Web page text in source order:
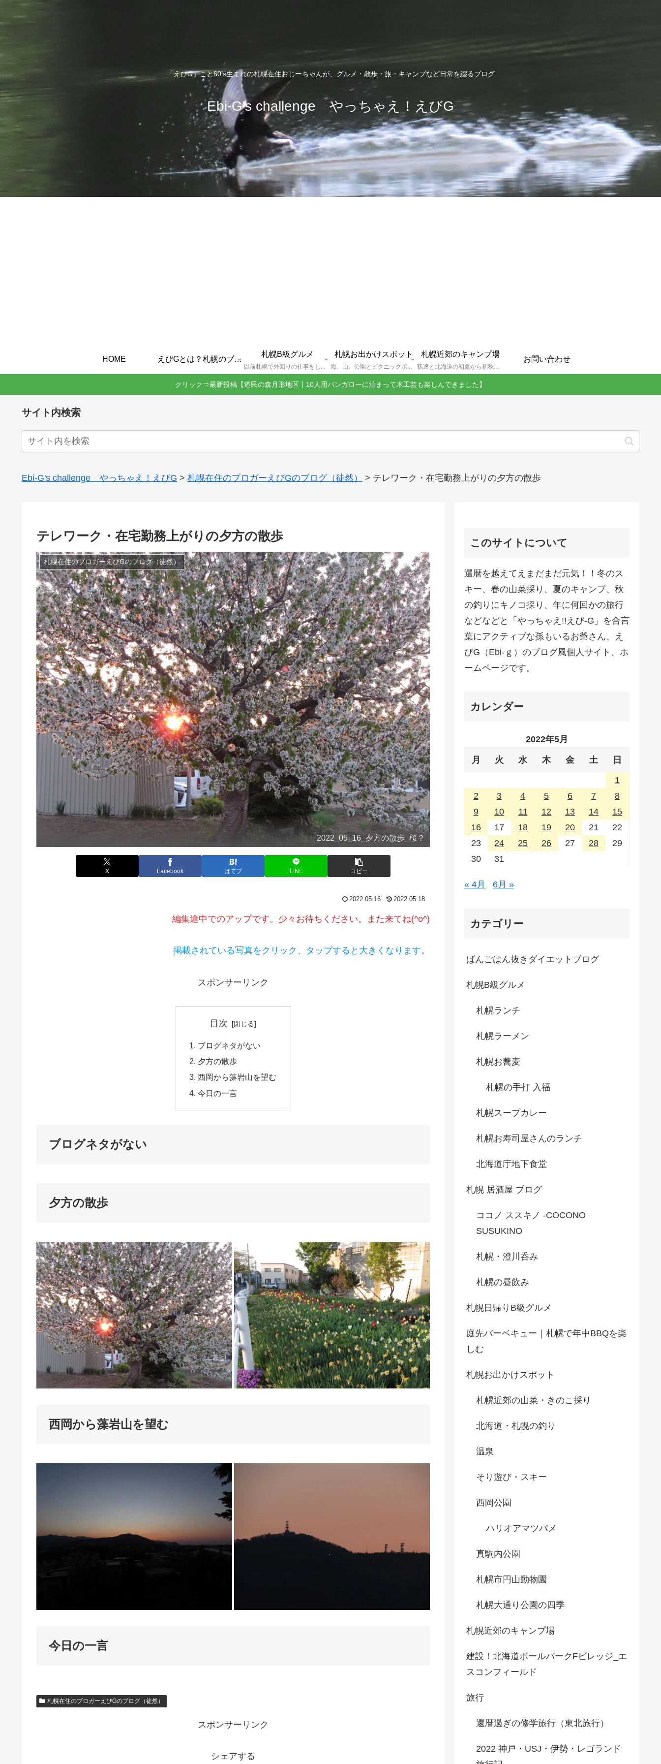
「えびG」こと60’s生まれの札幌在住おじーちゃんが、グルメ・散歩・旅・キャンプなど日常を綴るブログ
Ebi-G's challenge やっちゃえ！えびG
HOME えびGとは？札幌のブログ運営者プロフィール
札幌B級グルメ
以前札幌で外回りの仕事をしていた還暦過ぎブロガー「えびG」がランチ（サラリーマンランチ、サラメシ）を中心に、おそば、ラーメン、中華、日替わりランチを「札幌Bグルメ」と題してレポートしているブログカテゴリーのページです。現在は定年後の再雇用で札幌中とはいかなまでも会社の近くのすすきの界隈や家のある札幌市南区を中心に徘徊しております。
札幌お出かけスポット
海、山、公園とピクニックポイントや名所、旧跡などなど、、、、、札幌はもとより郊外の無理なく日帰りでいって帰ってこれるお出かけスポットを孫っち達（小学５、３年生、幼稚園年長さんの３人）とえびGがお出かけをして紹介しているページです。
札幌近郊のキャンプ場
孫達と北海道の初夏から初秋にかけてキャンプに出かけます。キャンプ場情報だったり料理だったり花火や遊びに虫取りとまさに「やっちゃえ！えびG」やりたい放題のブログです。
お問い合わせ
クリック⇒最新投稿【道民の森月形地区┃10人用バンガローに泊まって木工芸も楽しんできました】
サイト内検索
Ebi-G's challenge やっちゃえ！えびG > 札幌在住のブロガーえびGのブログ（徒然） > テレワーク・在宅勤務上がりの夕方の散歩
テレワーク・在宅勤務上がりの夕方の散歩
札幌在住のブロガーえびGのブログ（徒然）
2022_05_16_夕方の散歩_桜？
X Facebook はてブ LINE コピー
2022.05.16 2022.05.18
編集途中でのアップです。少々お待ちください。また来てね(^o^)
掲載されている写真をクリック、タップすると大きくなります。
スポンサーリンク
目次
ブログネタがない
夕方の散歩
西岡から藻岩山を望む
今日の一言
ブログネタがない
夕方の散歩
西岡から藻岩山を望む
今日の一言
札幌在住のブロガーえびGのブログ（徒然）
スポンサーリンク
シェアする
このサイトについて
還暦を越えてえまだまだ元気！！冬のス
キー、春の山菜採り、夏のキャンプ、秋
の釣りにキノコ採り、年に何回かの旅行
などなどと「やっちゃえ!!えび-G」を合言
葉にアクティブな孫もいるお爺さん、え
びG（Ebi-ｇ）のブログ風個人サイト、ホ
ームページです。
カレンダー
2022年5月
月 火 水 木 金 土 日
1
2
3 4 5 6 7
8
9
10 11 12 13 14
15
16
17 18 19 20 21
22
23
24 25 26 27 28
29
30
31
« 4月 6月 »
カテゴリー
ばんごはん抜きダイエットブログ
札幌B級グルメ
札幌ランチ
札幌ラーメン
札幌お蕎麦
札幌の手打 入福
札幌スープカレー
札幌お寿司屋さんのランチ
北海道庁地下食堂
札幌 居酒屋 ブログ
ココノ ススキノ -COCONO
SUSUKINO
札幌・澄川呑み
札幌の昼飲み
札幌日帰りB級グルメ
庭先バーベキュー｜札幌で年中BBQを楽
しむ
札幌お出かけスポット
札幌近郊の山菜・きのこ採り
北海道・札幌の釣り
温泉
そり遊び・スキー
西岡公園
ハリオアマツバメ
真駒内公園
札幌市円山動物園
札幌大通り公園の四季
札幌近郊のキャンプ場
建設！北海道ボールパークFビレッジ_エ
スコンフィールド
旅行
還暦過ぎの修学旅行（東北旅行）
2022 神戸・USJ・伊勢・レゴランド